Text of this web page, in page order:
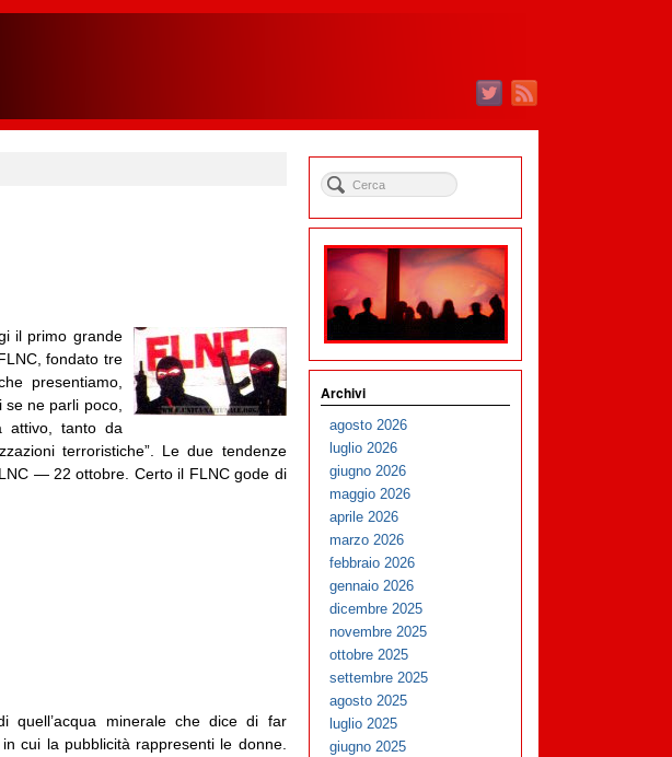
il primo grande
fondato tre
presentiamo,
ne parli poco,
attivo, tanto da
terroristiche”. Le due tendenze
— 22 ottobre. Certo il FLNC gode di
quell’acqua minerale che dice di far
cui la pubblicità rappresenti le donne.
Archivi
agosto 2026
luglio 2026
giugno 2026
maggio 2026
aprile 2026
marzo 2026
febbraio 2026
gennaio 2026
dicembre 2025
novembre 2025
ottobre 2025
settembre 2025
agosto 2025
luglio 2025
giugno 2025